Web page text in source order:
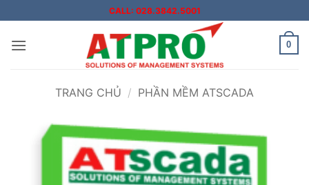
qua
nội
CALL: 028.3842.5001
0
TRANG CHỦ / PHẦN MỀM ATSCADA